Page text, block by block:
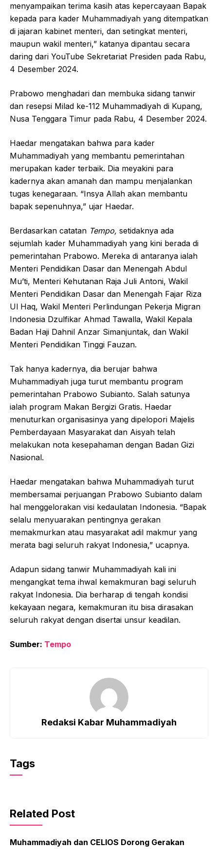
menyampaikan terima kasih atas kepercayaan Bapak
kepada para kader Muhammadiyah yang ditempatkan
di jajaran kabinet menteri, dan setingkat menteri,
maupun wakil menteri,” katanya dipantau secara
daring dari YouTube Sekretariat Presiden pada Rabu,
4 Desember 2024.
Prabowo menghadari dan membuka sidang tanwir
dan resepsi Milad ke-112 Muhammadiyah di Kupang,
Nusa Tenggara Timur pada Rabu, 4 Desember 2024.
Haedar mengatakan bahwa para kader
Muhammadiyah yang membantu pemerintahan
merupakan kader terbaik. Dia meyakini para
kadernya akan amanah dan mampu menjalankan
tugas kenegaraan. “Insya Allah akan membantu
bapak sepenuhnya,” ujar Haedar.
Berdasarkan catatan Tempo, setidaknya ada
sejumlah kader Muhammadiyah yang kini berada di
pemerintahan Prabowo. Mereka di antaranya ialah
Menteri Pendidikan Dasar dan Menengah Abdul
Mu’ti, Menteri Kehutanan Raja Juli Antoni, Wakil
Menteri Pendidikan Dasar dan Menengah Fajar Riza
Ul Haq, Wakil Menteri Perlindungan Pekerja Migran
Indonesia Dzulfikar Ahmad Tawalla, Wakil Kepala
Badan Haji Dahnil Anzar Simanjuntak, dan Wakil
Menteri Pendidikan Tinggi Fauzan.
Tak hanya kadernya, dia berujar bahwa
Muhammadiyah juga turut membantu program
pemerintahan Prabowo Subianto. Salah satunya
ialah program Makan Bergizi Gratis. Haedar
menuturkan organisasinya yang dipelopori Majelis
Pemberdayaan Masyarakat dan Aisyah telah
melakukan nota kesepahaman dengan Badan Gizi
Nasional.
Haedar mengatakan bahwa Muhammadiyah turut
membersamai perjuangan Prabowo Subianto dalam
hal menggelorakan visi kedaulatan Indonesia. “Bapak
selalu menyuarakan pentingnya gerakan
memakmurkan atau masyarakat adil makmur yang
merata bagi seluruh rakyat Indonesia,” ucapnya.
Adapun sidang tanwir Muhammadiyah kali ini
mengangkat tema ihwal kemakmuran bagi seluruh
rakyat Indonesia. Dia berharap di tengah kondisi
kekayaan negara, kemakmuran itu bisa dirasakan
seluruh rakyat dengan disertai unsur keadilan.
Sumber: Tempo
Redaksi Kabar Muhammadiyah
Tags
Related Post
Muhammadiyah dan CELIOS Dorong Gerakan